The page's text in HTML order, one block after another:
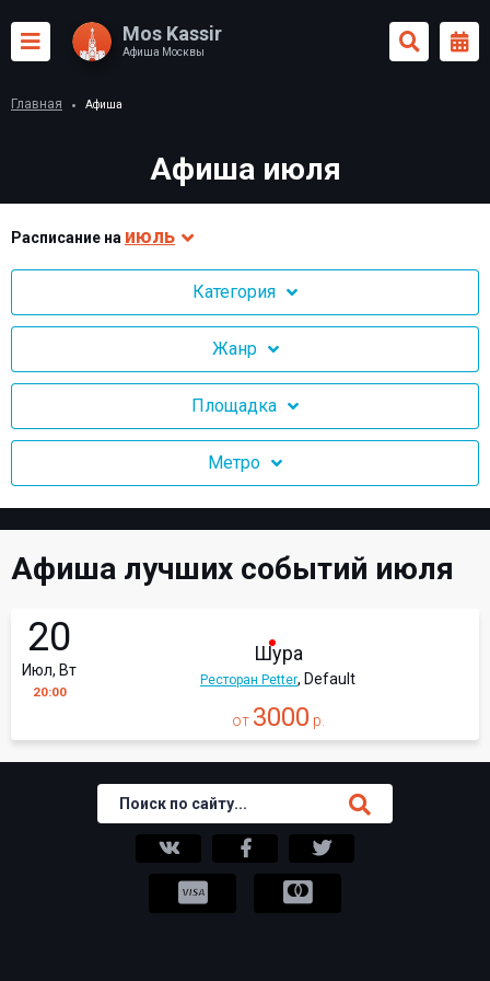
Mos Kassir
Афиша Москвы
Главная Афиша
Афиша июля
Раcписание на июль
Категория
Жанр
Площадка
Метро
Афиша лучших событий июля
20
Июл, Вт
20:00
Шура
Ресторан Petter, Default
от 3000 р.